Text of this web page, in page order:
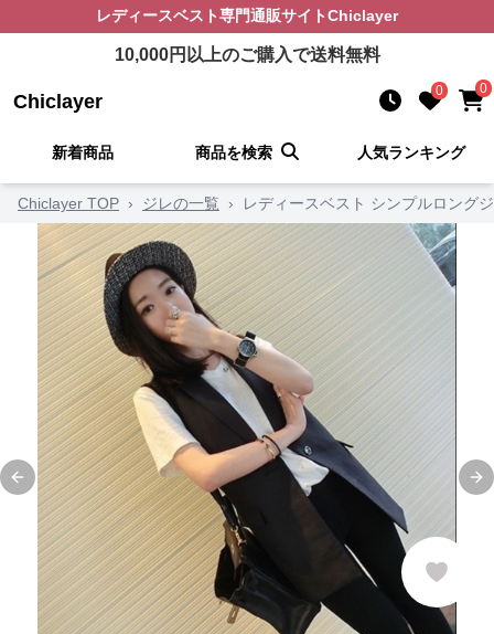
レディースベスト専門通販サイトChiclayer
10,000円以上のご購入で送料無料
Chiclayer 0 0
新着商品 商品を検索 人気ランキング
Chiclayer TOP › ジレの一覧 › レディースベスト シンプルロング
Previous slide